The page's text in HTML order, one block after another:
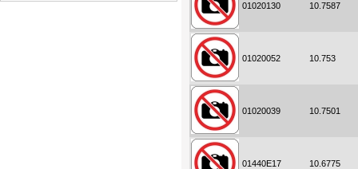
01020130 10.7587
01020052 10.753
01020039 10.7501
01440E17 10.6775